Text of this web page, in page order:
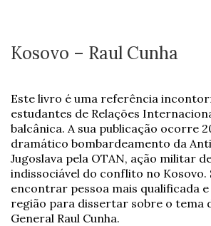
Kosovo – Raul Cunha
Este livro é uma referência
estudantes de Relações
balcânica. A sua publicação ocorre
dramático bombardeamento da
Jugoslava pela OTAN, ação militar
indissociável do conflito no Kosovo.
encontrar pessoa mais qualificada
região para dissertar sobre o tema
General Raul Cunha.